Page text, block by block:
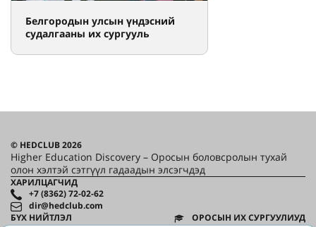
Белгородын улсын үндэсний
судалгааны их сургууль
© HEDCLUB 2026
Higher Education Discovery – Оросын боловсролын тухай
олон хэлтэй сэтгүүл гадаадын элсэгчдэд
ХАРИЛЦАГЧИД
+7 (8362) 72-02-62
dir@hedclub.com
БҮХ НИЙТЛЭЛ
ОРОСЫН ИХ СУРГУУЛИУД